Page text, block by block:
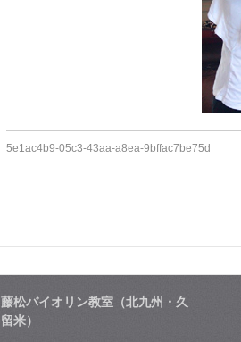
5e1ac4b9-05c3-43aa-a8ea-9bffac7be75d
藤松バイオリン教室（北九州・久
留米）